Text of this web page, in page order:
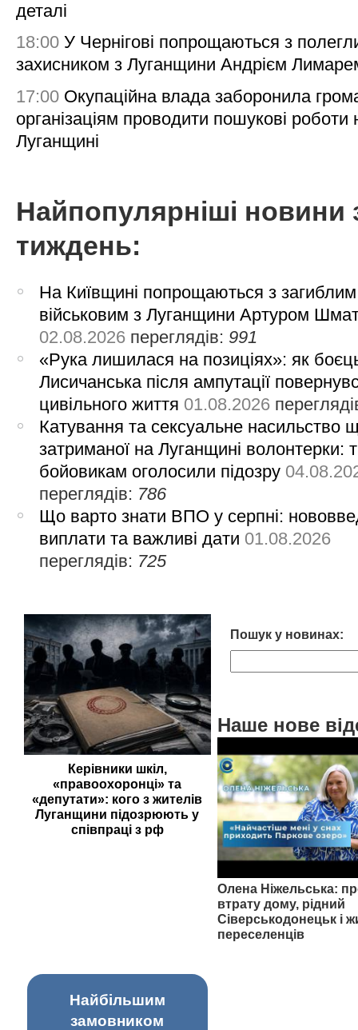
деталі
18:00 У Чернігові попрощаються з
захисником з Луганщини Андрієм
17:00 Окупаційна влада заборонила
організаціям проводити пошукові роботи
Луганщині
Найпопулярніші новини
тиждень:
На Київщині попрощаються з загиблим
військовим з Луганщини Артуром
02.08.2026 переглядів: 991
«Рука лишилася на позиціях»: як
Лисичанська після ампутації
цивільного життя 01.08.2026
Катування та сексуальне насильство
затриманої на Луганщині волонтерки:
бойовикам оголосили підозру
переглядів: 786
Що варто знати ВПО у серпні:
виплати та важливі дати 01.08.2026
переглядів: 725
Керівники шкіл,
«правоохоронці» та
«депутати»: кого з жителів
Луганщини підозрюють у
співпраці з рф
Пошук у новинах:
Наше нове
Олена Ніжельська:
втрату дому, рідний
Сіверськодонецьк і
переселенців
Найбільшим
замовником